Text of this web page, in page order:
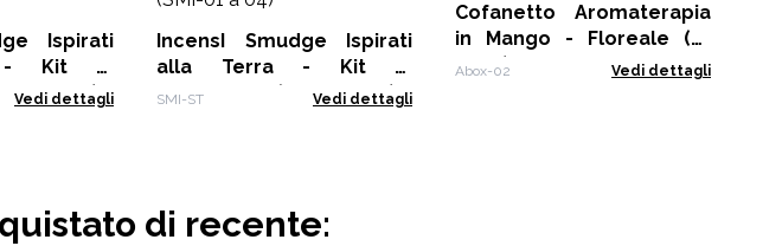
Ispirati
- Kit di
05 a 08)
Vedi dettagli
IncensI Smudge Ispirati
alla Terra - Kit di
Avviamento (SMI-01 a 04)
SMI-ST Vedi dettagli
Cofanetto Aromaterapia
in Mango - Floreale (12
Posti)
Abox-02 Vedi dettagli
di recente: